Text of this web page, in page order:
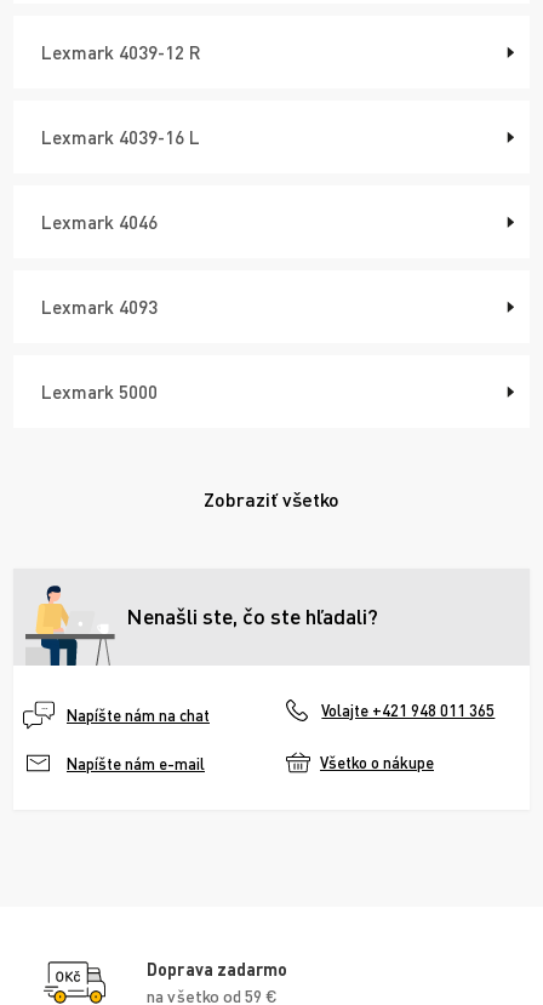
Lexmark 4039-12 R
Lexmark 4039-16 L
Lexmark 4046
Lexmark 4093
Lexmark 5000
Zobraziť všetko
Nenašli ste, čo ste hľadali?
Napíšte nám na chat Volajte +421 948 011 365
Napíšte nám e-mail Všetko o nákupe
Doprava zadarmo
na všetko od 59 €